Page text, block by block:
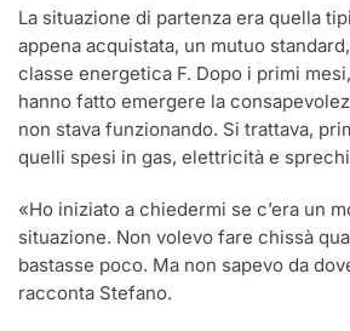
La situazione di partenza era quella
appena acquistata, un mutuo
classe energetica F. Dopo i primi
hanno fatto emergere la
non stava funzionando. Si trattava,
quelli spesi in gas, elettricità e
«Ho iniziato a chiedermi se c’era un
situazione. Non volevo fare chissà
bastasse poco. Ma non sapevo da
racconta Stefano.